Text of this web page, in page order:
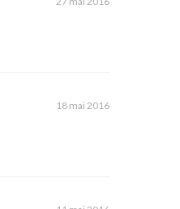
18 mai 2016